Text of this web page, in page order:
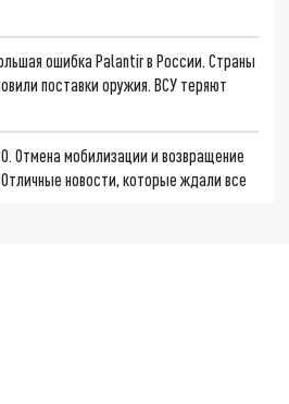
ошибка Palantir в России. Страны
поставки оружия. ВСУ теряют
Отмена мобилизации и возвращение
новости, которые ждали все